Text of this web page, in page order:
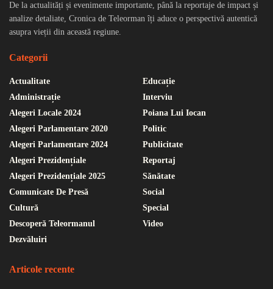
De la actualități și evenimente importante, până la reportaje de impact și
analize detaliate, Cronica de Teleorman îți aduce o perspectivă autentică
asupra vieții din această regiune.
Categorii
Actualitate
Administrație
Alegeri Locale 2024
Alegeri Parlamentare 2020
Alegeri Parlamentare 2024
Alegeri Prezidențiale
Alegeri Prezidențiale 2025
Comunicate De Presă
Cultură
Descoperă Teleormanul
Dezvăluiri
Educație
Interviu
Poiana Lui Iocan
Politic
Publicitate
Reportaj
Sănătate
Social
Special
Video
Articole recente